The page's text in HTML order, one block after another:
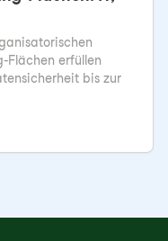
Flächen erfüllen
bis zur